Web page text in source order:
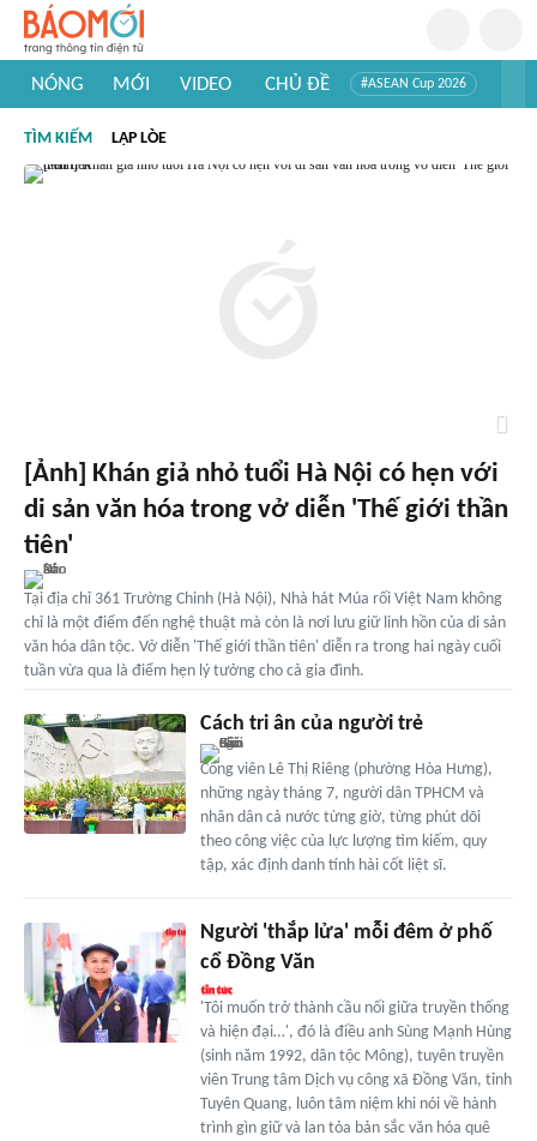
NÓNG MỚI VIDEO CHỦ ĐỀ #ASEAN Cup 2026
#Khám phá thế giới
TÌM KIẾM LẬP LÒE
[Ảnh] Khán giả nhỏ tuổi Hà Nội có hẹn với
di sản văn hóa trong vở diễn 'Thế giới thần
tiên'
Tại địa chỉ 361 Trường Chinh (Hà Nội), Nhà hát Múa rối Việt Nam không
chỉ là một điểm đến nghệ thuật mà còn là nơi lưu giữ linh hồn của di sản
văn hóa dân tộc. Vở diễn 'Thế giới thần tiên' diễn ra trong hai ngày cuối
tuần vừa qua là điểm hẹn lý tưởng cho cả gia đình.
Cách tri ân của người trẻ
Công viên Lê Thị Riêng (phường Hòa Hưng),
những ngày tháng 7, người dân TPHCM và
nhân dân cả nước từng giờ, từng phút dõi
theo công việc của lực lượng tìm kiếm, quy
tập, xác định danh tính hài cốt liệt sĩ.
Người 'thắp lửa' mỗi đêm ở phố
cổ Đồng Văn
'Tôi muốn trở thành cầu nối giữa truyền thống
và hiện đại…', đó là điều anh Sùng Mạnh Hùng
(sinh năm 1992, dân tộc Mông), tuyên truyền
viên Trung tâm Dịch vụ công xã Đồng Văn, tỉnh
Tuyên Quang, luôn tâm niệm khi nói về hành
trình gìn giữ và lan tỏa bản sắc văn hóa quê